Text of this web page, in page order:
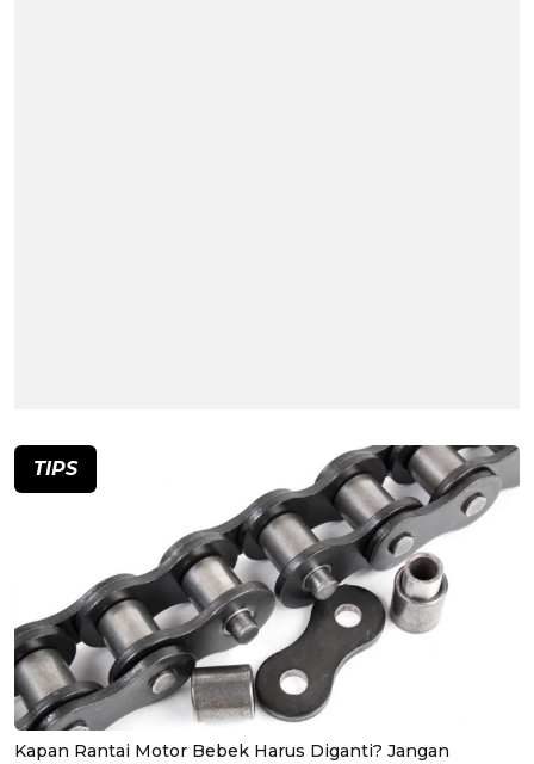
TIPS
Kapan Rantai Motor Bebek Harus Diganti? Jangan